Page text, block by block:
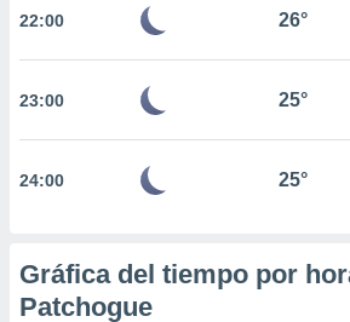
ni para
22:00 26°
23:00 25°
24:00 25°
Gráfica del tiempo por
Patchogue